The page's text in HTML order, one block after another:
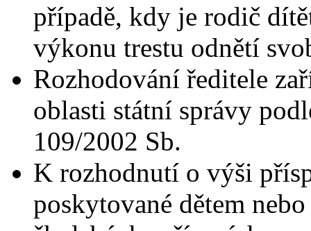
případě, kdy je rodič
výkonu trestu odnětí
Rozhodování ředitele
oblasti státní správy
109/2002 Sb.
K rozhodnutí o výši
poskytované dětem